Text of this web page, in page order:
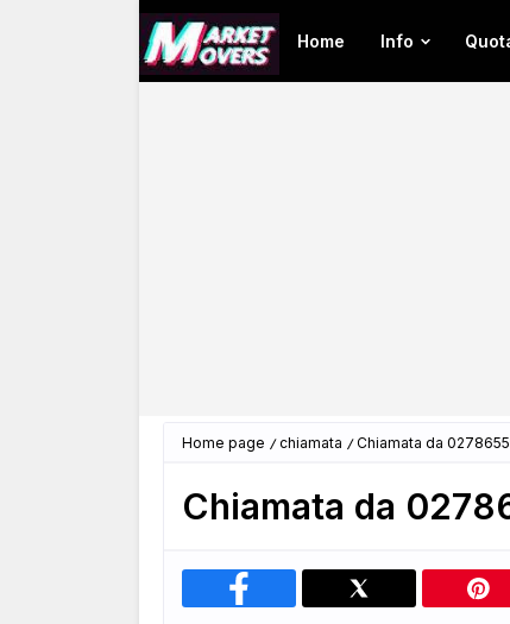
Home Info
Home page chiamata Chiamata da
Chiamata da